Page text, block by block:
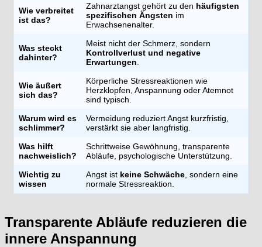
Wie verbreitet
ist das?
Zahnarztangst gehört zu den häufigsten
spezifischen Ängsten im
Erwachsenenalter.
Was steckt
dahinter?
Meist nicht der Schmerz, sondern
Kontrollverlust und negative
Erwartungen
Wie äußert
sich das?
Körperliche Stressreaktionen wie
Herzklopfen, Anspannung oder Atemnot
sind typisch.
Warum wird es
schlimmer?
Vermeidung reduziert Angst kurzfristig,
verstärkt sie aber langfristig.
Was hilft
nachweislich?
Schrittweise Gewöhnung, transparente
Abläufe, psychologische Unterstützung.
Wichtig zu
wissen
Angst ist keine Schwäche , sondern eine
normale Stressreaktion.
Transparente Abläufe reduzieren die
innere Anspannung